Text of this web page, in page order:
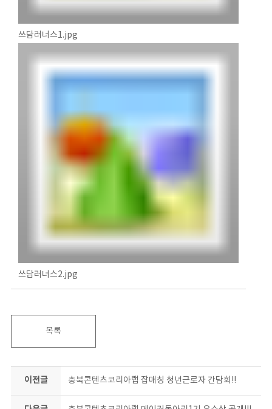
쓰담러너스1.jpg
쓰담러너스2.jpg
목록
이전글 충북콘텐츠코리아랩 잡매칭 청년근로자 간담회!!